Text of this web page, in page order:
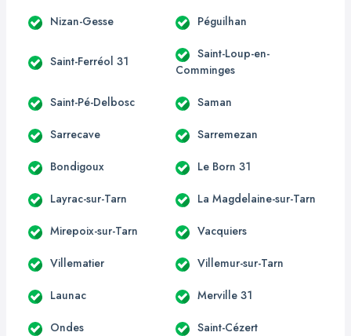
Nizan-Gesse Péguilhan
Saint-Ferréol 31
Saint-Loup-en-
Comminges
Saint-Pé-Delbosc Saman
Sarrecave Sarremezan
Bondigoux Le Born 31
Layrac-sur-Tarn La Magdelaine-sur-Tarn
Mirepoix-sur-Tarn Vacquiers
Villematier Villemur-sur-Tarn
Launac Merville 31
Ondes Saint-Cézert